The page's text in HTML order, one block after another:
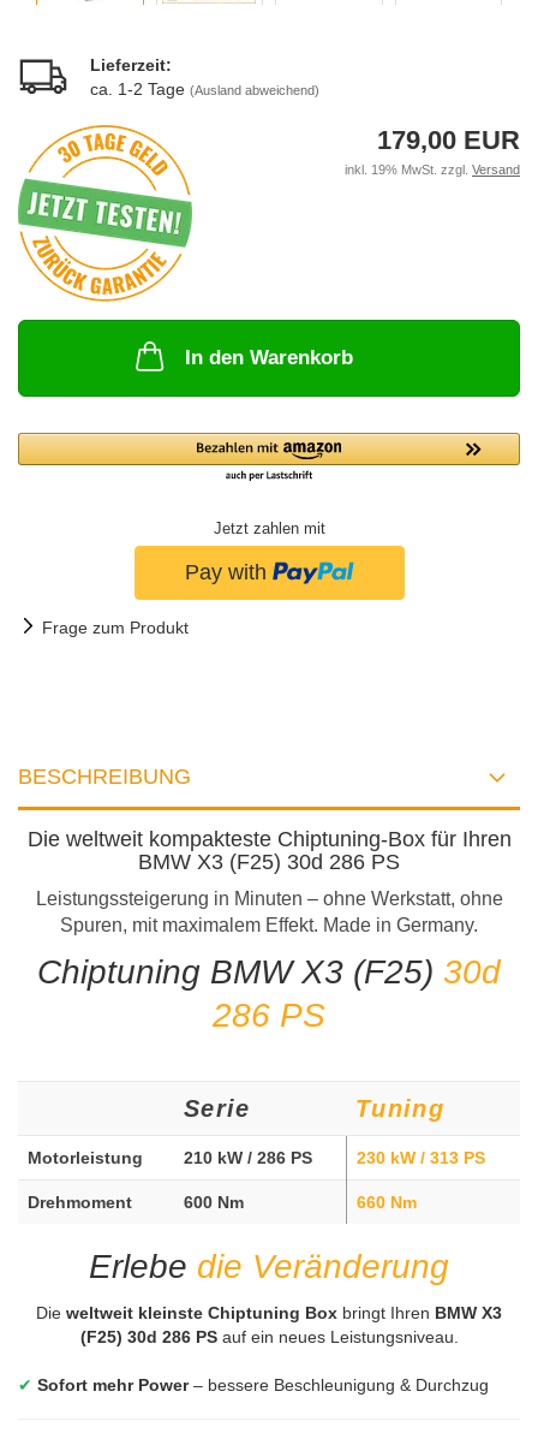
Lieferzeit:
ca. 1-2 Tage (Ausland abweichend)
179,00 EUR
inkl. 19% MwSt. zzgl. Versand
In den Warenkorb
Jetzt zahlen mit
Frage zum Produkt
BESCHREIBUNG
Die weltweit kompakteste Chiptuning-Box für Ihren
BMW X3 (F25) 30d 286 PS
Leistungssteigerung in Minuten – ohne Werkstatt, ohne
Spuren, mit maximalem Effekt. Made in Germany.
Chiptuning BMW X3 (F25) 30d
286 PS
Serie Tuning
Motorleistung 210 kW / 286 PS 230 kW / 313 PS
Drehmoment 600 Nm 660 Nm
Erlebe die Veränderung
Die weltweit kleinste Chiptuning Box bringt Ihren BMW X3
(F25) 30d 286 PSauf ein neues Leistungsniveau.
✔ Sofort mehr Power– bessere Beschleunigung & Durchzug